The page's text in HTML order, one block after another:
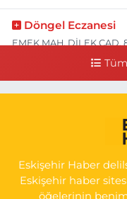
Döngel Eczanesi
EMEK MAH. DİLEK
İSTİKLAL MAH. ŞAİR
KARŞI KÖŞESİ ŞAİR
0 (222) 230 11 31
Eskişehir Haber
Eskişehir haber
öğelerinin